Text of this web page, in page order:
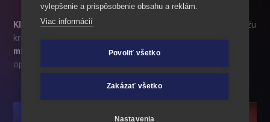
Klientsky vzťah:Otvorená komunikácia o tom, že zmeny môžu
krátkodobo ovplyvniť výsledky, viedla keliminácii
mikromanažmentu
a poskytla algoritmom priestor na
optimálne učenie.
vylepšenie a prispôsobenie obsahu a reklám.
Viac informácií
Povoliť všetko
Zakázať všetko
Nastavenia